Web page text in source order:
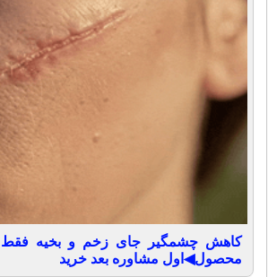
محصول◀اول مشاوره بعد خرید